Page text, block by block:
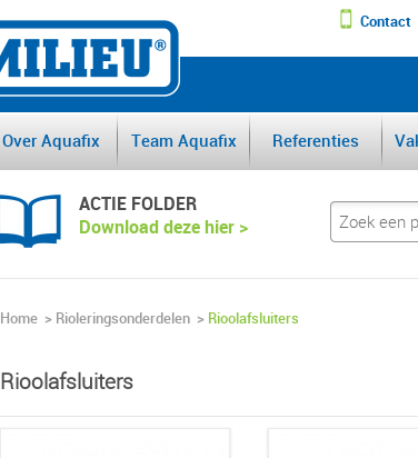
Contact
DE
Over Aquafix Team Aquafix Referenties
ACTIE FOLDER
Download deze hier >
Home > Rioleringsonderdelen > Rioolafsluiters
Rioolafsluiters